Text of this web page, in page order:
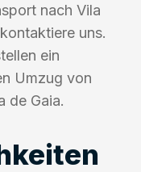
nach Vila
uns.
ein
Umzug von
de Gaia.